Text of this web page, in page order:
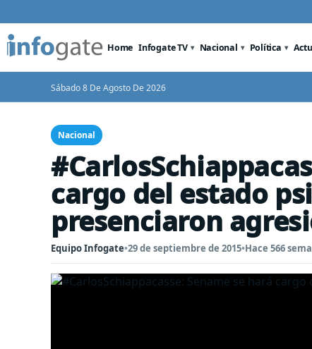
Home Infogate TV Nacional Política
Sábado 8 De Agosto De 2026
Nacional
cargo del estado
presenciaron
Equipo Infogate•29 de septiembre de 2015•Hace 566